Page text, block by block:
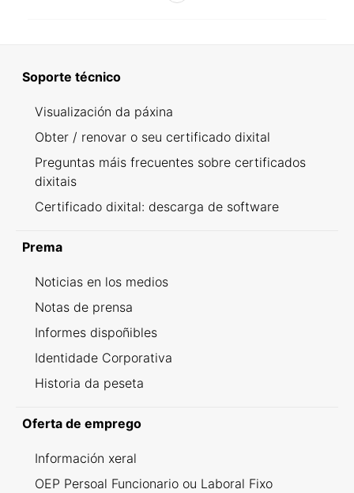
Soporte técnico
Visualización da páxina
Obter / renovar o seu certificado dixital
Preguntas máis frecuentes sobre certificados
dixitais
Certificado dixital: descarga de software
Prema
Noticias en los medios
Notas de prensa
Informes dispoñibles
Identidade Corporativa
Historia da peseta
Oferta de emprego
Información xeral
OEP Persoal Funcionario ou Laboral Fixo